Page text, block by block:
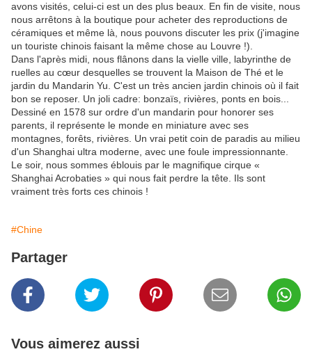
avons visités, celui-ci est un des plus beaux. En fin de visite, nous
nous arrêtons à la boutique pour acheter des reproductions de
céramiques et même là, nous pouvons discuter les prix (j'imagine
un touriste chinois faisant la même chose au Louvre !).
Dans l'après midi, nous flânons dans la vielle ville, labyrinthe de
ruelles au cœur desquelles se trouvent la Maison de Thé et le
jardin du Mandarin Yu. C'est un très ancien jardin chinois où il fait
bon se reposer. Un joli cadre: bonzaïs, rivières, ponts en bois...
Dessiné en 1578 sur ordre d'un mandarin pour honorer ses
parents, il représente le monde en miniature avec ses
montagnes, forêts, rivières. Un vrai petit coin de paradis au milieu
d'un Shanghai ultra moderne, avec une foule impressionnante.
Le soir, nous sommes éblouis par le magnifique cirque «
Shanghai Acrobaties » qui nous fait perdre la tête. Ils sont
vraiment très forts ces chinois !
#Chine
Partager
Vous aimerez aussi